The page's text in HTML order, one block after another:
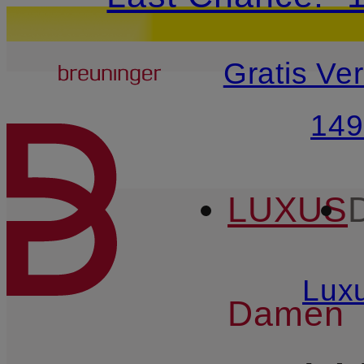
ZUM HAUPTINHALT
20€-
Breuninger
Gratis
LUXUS
Damen